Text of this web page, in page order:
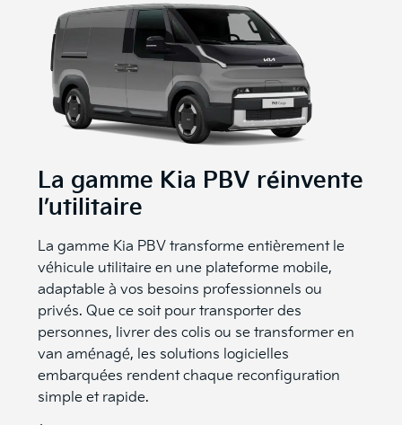
La gamme Kia PBV réinvente
l’utilitaire
La gamme Kia PBV transforme entièrement le
véhicule utilitaire en une plateforme mobile,
adaptable à vos besoins professionnels ou
privés. Que ce soit pour transporter des
personnes, livrer des colis ou se transformer en
van aménagé, les solutions logicielles
embarquées rendent chaque reconfiguration
simple et rapide.